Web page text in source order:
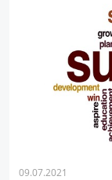
09.07.2021